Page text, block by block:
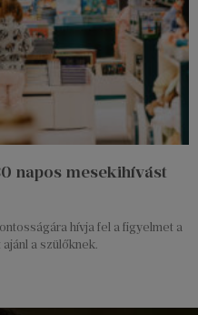
napos mesekihívást
hívja fel a figyelmet a
a szülőknek.